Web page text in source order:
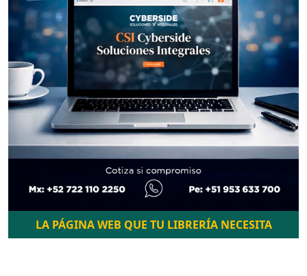
LA PÁGINA WEB QUE TU LIBRERÍA NECESITA